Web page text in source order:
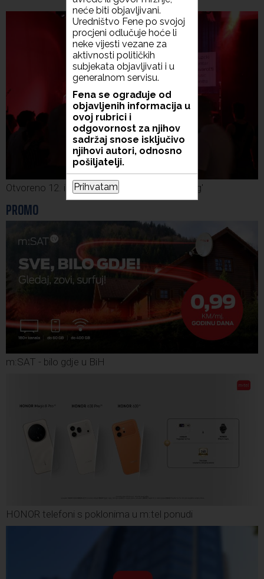
Otvoreno 12. izdanje gitarijade 'Na putu za jug'
neće biti objavljivani.
Uredništvo Fene po svojoj
procjeni odlučuje hoće li
neke vijesti vezane za
aktivnosti političkih
subjekata objavljivati i u
generalnom servisu.
Fena se ograđuje od
objavljenih informacija u
ovoj rubrici i
odgovornost za njihov
sadržaj snose isključivo
njihovi autori, odnosno
pošiljatelji.
Prihvatam
PROMO
m:SAT - bilo gdje u BiH
HONOR telefoni s poklonima u m:tel ponudi